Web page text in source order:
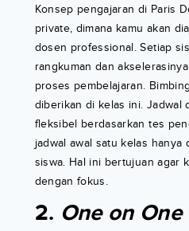
Konsep pengajaran di Paris
private, dimana kamu akan
dosen professional. Setiap
rangkuman dan
proses pembelajaran.
diberikan di kelas ini. Jadwal
fleksibel berdasarkan tes
jadwal awal satu kelas hanya
siswa. Hal ini bertujuan agar
dengan fokus.
2. One on